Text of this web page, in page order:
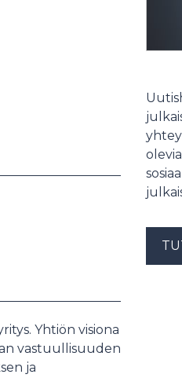
Yhtiön visiona
vastuullisuuden
ja